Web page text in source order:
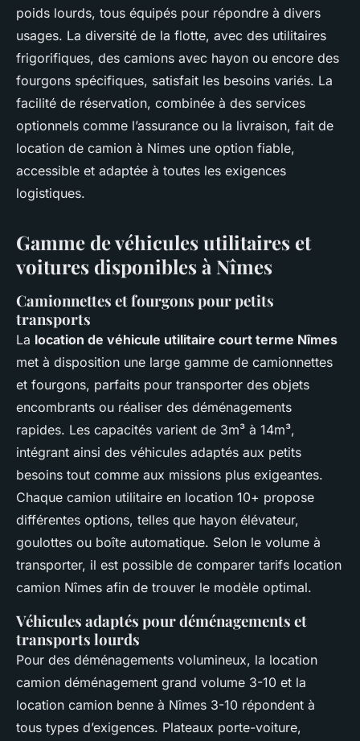
poids lourds, tous équipés pour répondre à divers
usages. La diversité de la flotte, avec des utilitaires
frigorifiques, des camions avec hayon ou encore des
fourgons spécifiques, satisfait les besoins variés. La
facilité de réservation, combinée à des services
optionnels comme l’assurance ou la livraison, fait de
location de camion à Nimes une option fiable,
accessible et adaptée à toutes les exigences
logistiques.
Gamme de véhicules utilitaires et
voitures disponibles à Nîmes
Camionnettes et fourgons pour petits
transports
La location de véhicule utilitaire court terme Nîmes
met à disposition une large gamme de camionnettes
et fourgons, parfaits pour transporter des objets
encombrants ou réaliser des déménagements
rapides. Les capacités varient de 3m³ à 14m³,
intégrant ainsi des véhicules adaptés aux petits
besoins tout comme aux missions plus exigeantes.
Chaque camion utilitaire en location 10+ propose
différentes options, telles que hayon élévateur,
goulottes ou boîte automatique. Selon le volume à
transporter, il est possible de comparer tarifs location
camion Nîmes afin de trouver le modèle optimal.
Véhicules adaptés pour déménagements et
transports lourds
Pour des déménagements volumineux, la location
camion déménagement grand volume 3-10 et la
location camion benne à Nîmes 3-10 répondent à
tous types d’exigences. Plateaux porte-voiture,